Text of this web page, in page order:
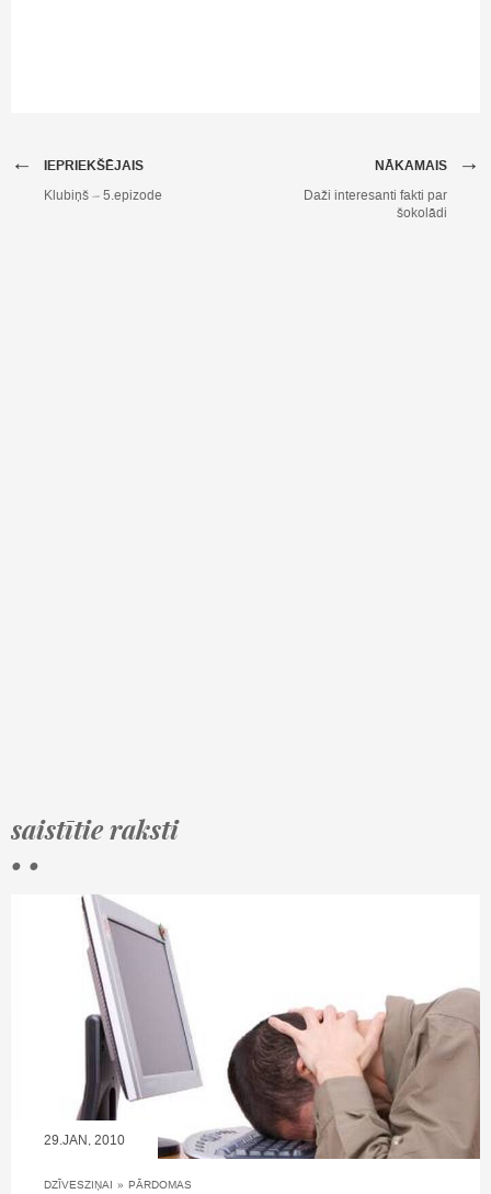
IEPRIEKŠĒJAIS
←
Klubiņš – 5.epizode
NĀKAMAIS →
Daži interesanti fakti par
šokolādi
saistītie raksti
• •
29.JAN, 2010
DZĪVESZIŅAI » PĀRDOMAS